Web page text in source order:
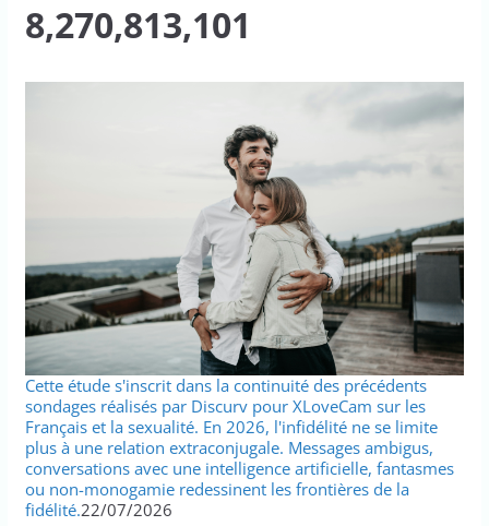
8,270,813,101
Cette étude s'inscrit dans la continuité des précédents
sondages réalisés par Discurv pour XLoveCam sur les
Français et la sexualité. En 2026, l'infidélité ne se limite
plus à une relation extraconjugale. Messages ambigus,
conversations avec une intelligence artificielle, fantasmes
ou non-monogamie redessinent les frontières de la
fidélité.22/07/2026